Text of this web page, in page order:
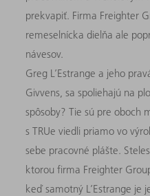
prekvapiť. Firma Freighter
remeselnícka dielňa ale
návesov.
Greg L’Estrange a jeho
Givvens, sa spoliehajú na
spôsoby? Tie sú pre oboch
s TRUe viedli priamo vo
sebe pracovné plášte.
ktorou firma Freighter
keď samotný L’Estrange je